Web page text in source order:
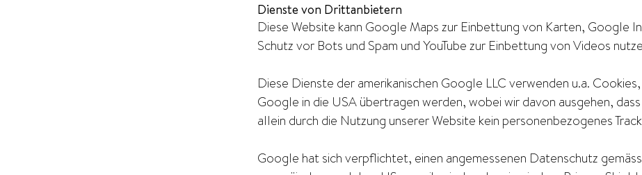
Dienste von Drittanbietern
Diese Website kann Google Maps zur Einbettung von Karten, Google
Schutz vor Bots und Spam und YouTube zur Einbettung von Videos
Diese Dienste der amerikanischen Google LLC verwenden u.a.
Google in die USA übertragen werden, wobei wir davon ausgehen, dass
allein durch die Nutzung unserer Website kein personenbezogenes
Google hat sich verpflichtet, einen angemessenen Datenschutz